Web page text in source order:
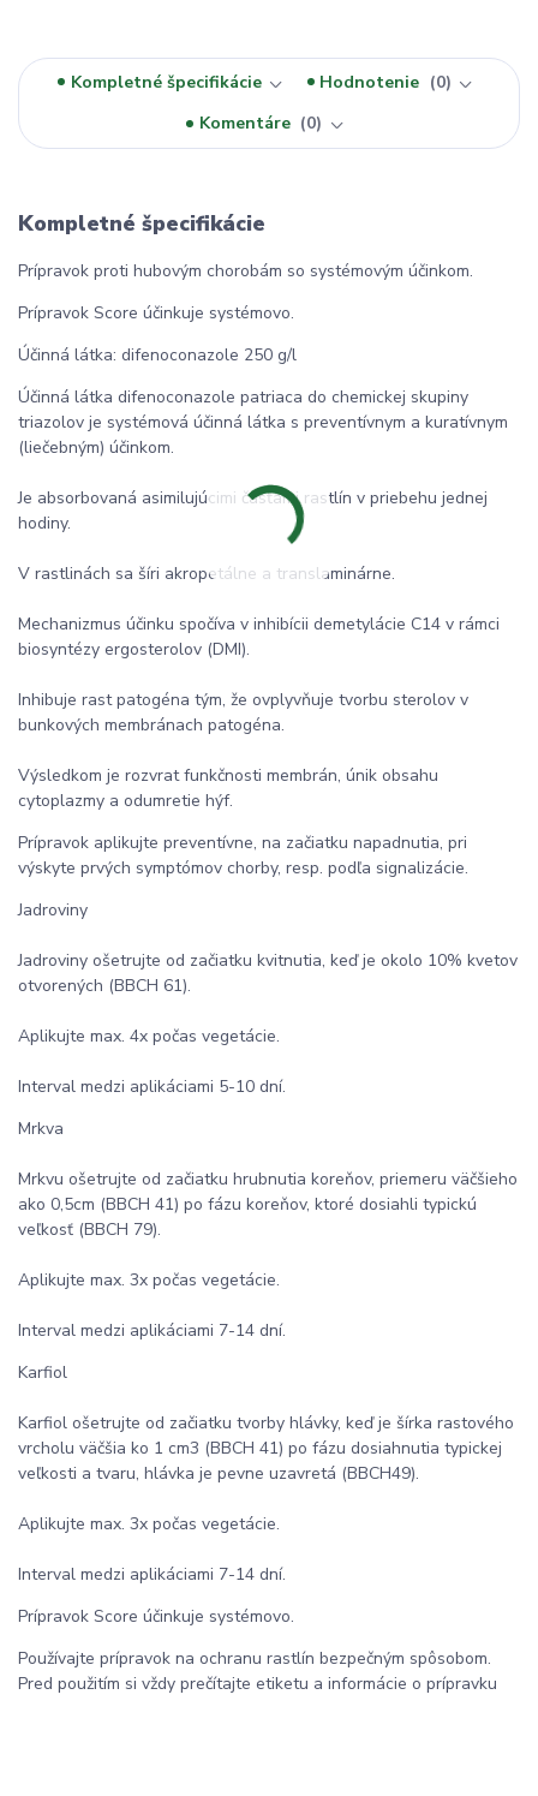
Kompletné špecifikácie Hodnotenie
0
Komentáre
0
Kompletné špecifikácie
Prípravok proti hubovým chorobám so systémovým účinkom.
Prípravok Score účinkuje systémovo.
Účinná látka: difenoconazole 250 g/l
Účinná látka difenoconazole patriaca do chemickej skupiny
triazolov je systémová účinná látka s preventívnym a kuratívnym
(liečebným) účinkom.
Je absorbovaná asimilujúcimi časťami rastlín v priebehu jednej
hodiny.
V rastlinách sa šíri akropetálne a translaminárne.
Mechanizmus účinku spočíva v inhibícii demetylácie C14 v rámci
biosyntézy ergosterolov (DMI).
Inhibuje rast patogéna tým, že ovplyvňuje tvorbu sterolov v
bunkových membránach patogéna.
Výsledkom je rozvrat funkčnosti membrán, únik obsahu
cytoplazmy a odumretie hýf.
Prípravok aplikujte preventívne, na začiatku napadnutia, pri
výskyte prvých symptómov chorby, resp. podľa signalizácie.
Jadroviny
Jadroviny ošetrujte od začiatku kvitnutia, keď je okolo 10% kvetov
otvorených (BBCH 61).
Aplikujte max. 4x počas vegetácie.
Interval medzi aplikáciami 5-10 dní.
Mrkva
Mrkvu ošetrujte od začiatku hrubnutia koreňov, priemeru väčšieho
ako 0,5cm (BBCH 41) po fázu koreňov, ktoré dosiahli typickú
veľkosť (BBCH 79).
Aplikujte max. 3x počas vegetácie.
Interval medzi aplikáciami 7-14 dní.
Karfiol
Karfiol ošetrujte od začiatku tvorby hlávky, keď je šírka rastového
vrcholu väčšia ko 1 cm3 (BBCH 41) po fázu dosiahnutia typickej
veľkosti a tvaru, hlávka je pevne uzavretá (BBCH49).
Aplikujte max. 3x počas vegetácie.
Interval medzi aplikáciami 7-14 dní.
Prípravok Score účinkuje systémovo.
Používajte prípravok na ochranu rastlín bezpečným spôsobom.
Pred použitím si vždy prečítajte etiketu a informácie o prípravku